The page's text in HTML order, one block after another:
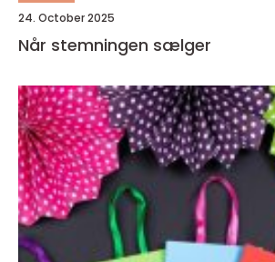
24. October 2025
Når stemningen sælger